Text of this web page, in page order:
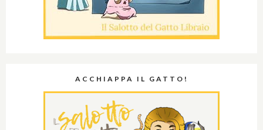
ACCHIAPPA IL GATTO!